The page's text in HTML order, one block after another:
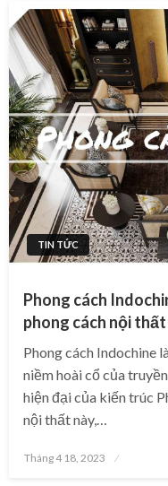
TIN TỨC
Phong cách
phong cách nội thất
Phong cách Indochine
niềm hoài cổ của
hiện đại của kiến trúc
nội thất này,…
Posted
Tháng 4 18, 2023